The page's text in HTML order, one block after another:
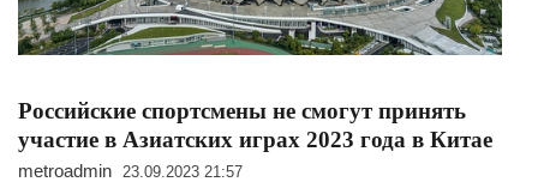
Российские спортсмены не смогут принять
участие в Азиатских играх 2023 года в Китае
metroadmin 23.09.2023 21:57